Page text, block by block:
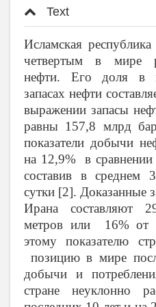
Text
Исламская
четвертым в мире
нефти. Его доля в
запасах нефти
выражении запасы
равны 157,8 млрд
показатели добычи
на 12,9% в
составив в среднем
сутки [2]. Доказанные
Ирана составляют
метров или 16% от
этому показателю
позицию в мире
добычи и
стране неуклонно